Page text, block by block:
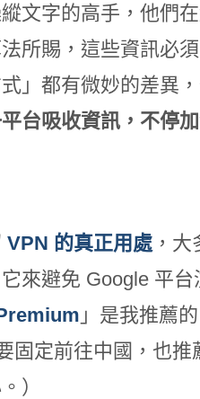
文字的高手，他們
所賜，這些資訊必
」都有微妙的差異
台吸收資訊，不停
VPN 的真正用處，大
來避免 Google 平
」是我推薦
固定前往中國，也
）